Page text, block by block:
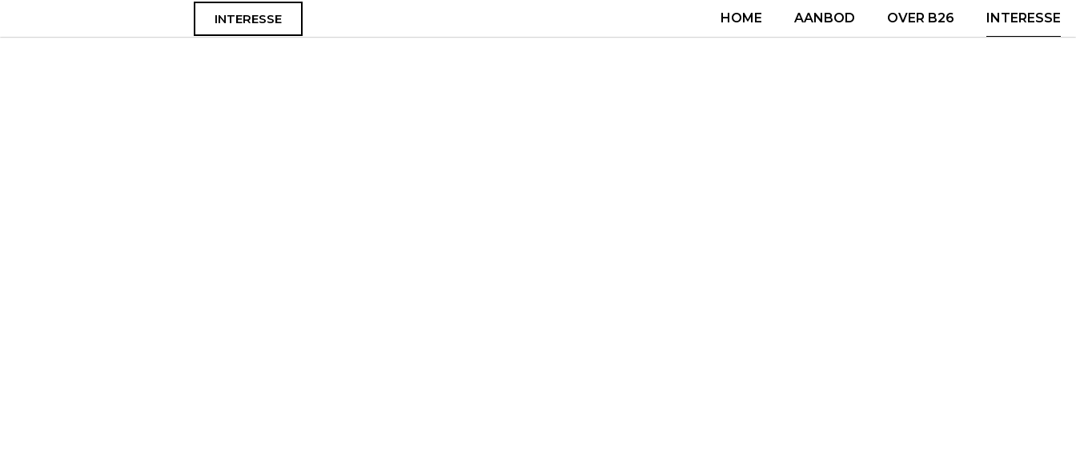
INTERESSE HOME AANBOD OVER B26 INTERESSE